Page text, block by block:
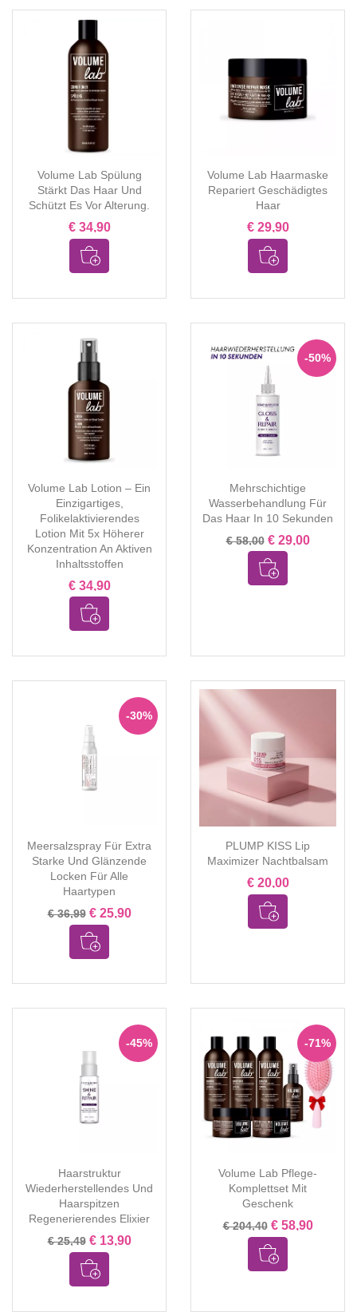
Volume Lab Spülung
Stärkt Das Haar Und
Schützt Es Vor Alterung.
€ 34,90
Volume Lab Haarmaske
Repariert Geschädigtes
Haar
€ 29,90
Volume Lab Lotion – Ein
Einzigartiges,
Folikelaktivierendes
Lotion Mit 5x Höherer
Konzentration An Aktiven
Inhaltsstoffen
€ 34,90
Mehrschichtige
Wasserbehandlung Für
Das Haar In 10 Sekunden
€ 58,00 € 29,00
-50%
Meersalzspray Für Extra
Starke Und Glänzende
Locken Für Alle
Haartypen
€ 36,99 € 25,90
-30%
PLUMP KISS Lip
Maximizer Nachtbalsam
€ 20,00
Haarstruktur
Wiederherstellendes Und
Haarspitzen
Regenerierendes Elixier
€ 25,49 € 13,90
-45%
Volume Lab Pflege-
Komplettset Mit
Geschenk
€ 204,40 € 58,90
-71%